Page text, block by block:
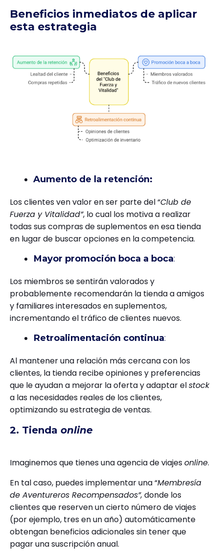
Beneficios inmediatos de aplicar
esta estrategia
Aumento de la retención:
Los clientes ven valor en ser parte del “Club de
Fuerza y Vitalidad”, lo cual los motiva a realizar
todas sus compras de suplementos en esa tienda
en lugar de buscar opciones en la competencia.
Mayor promoción boca a boca:
Los miembros se sentirán valorados y
probablemente recomendarán la tienda a amigos
y familiares interesados en suplementos,
incrementando el tráfico de clientes nuevos.
Retroalimentación continua:
Al mantener una relación más cercana con los
clientes, la tienda recibe opiniones y preferencias
que le ayudan a mejorar la oferta y adaptar elstock
a las necesidades reales de los clientes,
optimizando su estrategia de ventas.
2. Tienda online
Imaginemos que tienes una agencia de viajesonline.
En tal caso, puedes implementar una “Membresía
de Aventureros Recompensados”, donde los
clientes que reserven un cierto número de viajes
(por ejemplo, tres en un año) automáticamente
obtengan beneficios adicionales sin tener que
pagar una suscripción anual.